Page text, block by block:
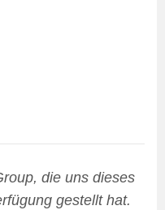
die uns dieses
gestellt hat.